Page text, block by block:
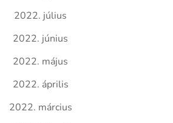
2022. július
2022. június
2022. május
2022. április
2022. március